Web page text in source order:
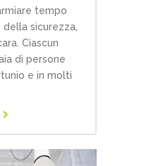
tempo
sicurezza,
Ciascun
di persone
e in molti